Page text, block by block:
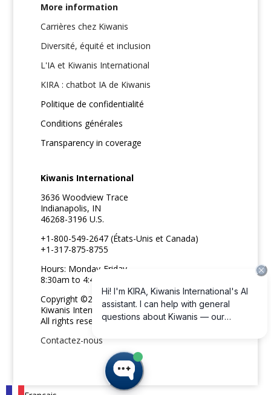
More information
Carrières chez Kiwanis
Diversité, équité et inclusion
L'IA et Kiwanis International
KIRA : chatbot IA de Kiwanis
Politique de confidentialité
Conditions générales
Transparency in coverage
Kiwanis International
3636 Woodview Trace
Indianapolis, IN
46268-3196 U.S.
+1-800-549-2647 (États-Unis et Canada)
+1-317-875-8755
Hours: Monday-Friday
8:30am to 4:45pm ET
Copyright ©2026
Kiwanis International
All rights reserved
Contactez-nous